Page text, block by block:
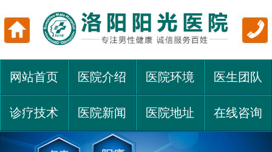
网站首页 医院介绍 医院环境 医生团队
诊疗技术 医院新闻 医院地址 在线咨询